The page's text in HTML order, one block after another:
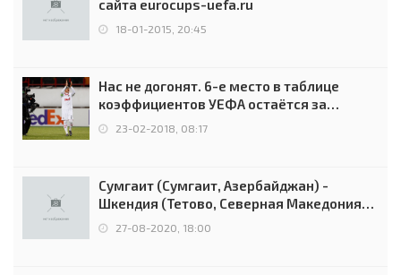
сайта eurocups-uefa.ru
18-01-2015, 20:45
Нас не догонят. 6-е место в таблице
коэффициентов УЕФА остаётся за
Россией
23-02-2018, 08:17
Сумгаит (Сумгаит, Азербайджан) -
Шкендия (Тетово, Северная Македония) -
0:2 (0:0)
27-08-2020, 18:00